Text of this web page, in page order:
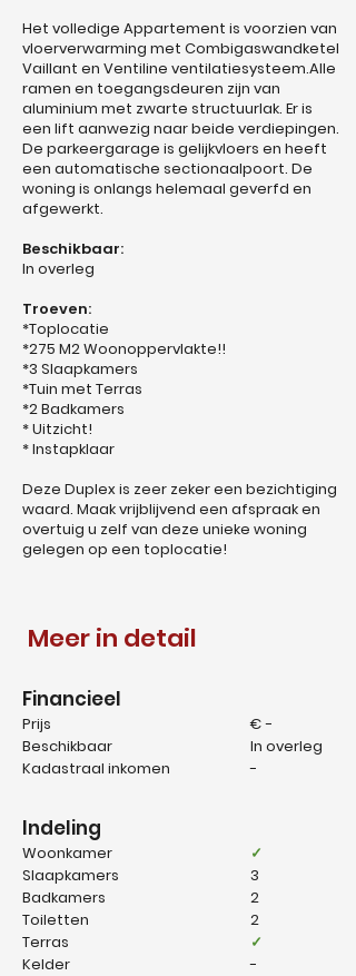
Het volledige Appartement is voorzien van
vloerverwarming met Combigaswandketel
Vaillant en Ventiline ventilatiesysteem.Alle
ramen en toegangsdeuren zijn van
aluminium met zwarte structuurlak. Er is
een lift aanwezig naar beide verdiepingen.
De parkeergarage is gelijkvloers en heeft
een automatische sectionaalpoort. De
woning is onlangs helemaal geverfd en
afgewerkt.
Beschikbaar:
In overleg
Troeven:
*Toplocatie
*275 M2 Woonoppervlakte!!
*3 Slaapkamers
*Tuin met Terras
*2 Badkamers
* Uitzicht!
* Instapklaar
Deze Duplex is zeer zeker een bezichtiging
waard. Maak vrijblijvend een afspraak en
overtuig u zelf van deze unieke woning
gelegen op een toplocatie!
Meer in detail
Financieel
Prijs
Beschikbaar
Kadastraal inkomen
€ -
In overleg
-
Indeling
Woonkamer
Slaapkamers
Badkamers
Toiletten
Terras
Kelder
✓
3
2
2
✓
-